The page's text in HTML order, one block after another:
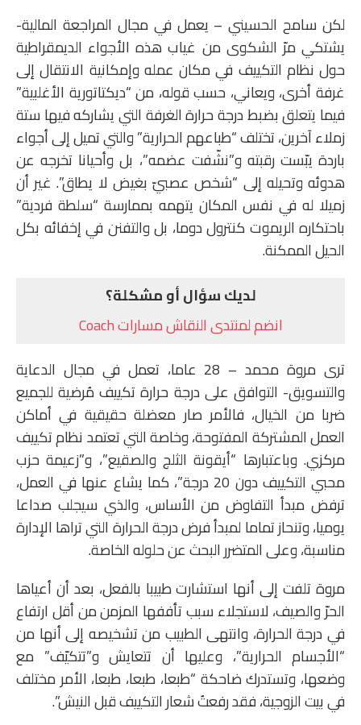
لكن سامح الحسيني – يعمل في مجال المراجعة المالية-
يشتكي مرّ الشكوى من غياب هذه الأجواء الديمقراطية
حول نظام التكييف في مكان عمله وإمكانية الانتقال إلى
غرفة أخرى، ويعاني، حسب قوله، من “ديكتاتورية الأغلبية”
فيما يتعلق بضبط درجة حرارة الغرفة التي يشاركه فيها ستة
زملاء آخرين، تختلف “طباعهم الحرارية” والتي تميل إلى أجواء
باردة يبّست رقبته و”نشّفت عضمه”، بل وأحيانا تخرجه عن
هدوئه وتحيله إلى “شخص عصبيّ بغيض لا يطاق”. غير أن
زميلا له في نفس المكان يتهمه بممارسة “سلطة فردية”
باحتكاره الريموت كنترول دوما، بل والتفنن في إخفائه بكل
الحيل الممكنة.
لديك سؤال أو مشكلة؟
انضم لمنتدى النقاش مسارات Coach
ترى مروة محمد – 28 عاما، تعمل في مجال الدعاية
والتسويق- التوافق على درجة حرارة تكييف مُرضية للجميع
ضربا من الخيال، فالأمر صار معضلة حقيقية في أماكن
العمل المشتركة المفتوحة، وخاصة التي تعتمد نظام تكييف
مركزي. وباعتبارها “أيقونة الثلج والصقيع”، و”زعيمة حزب
محبي التكييف دون 20 درجة”، كما يشاع عنها في العمل،
ترفض مبدأ التفاوض من الأساس، والذي سيجلب صداعا
يوميا، وتنحاز تماما لمبدأ فرض درجة الحرارة التي تراها الإدارة
مناسبة، وعلى المتضرر البحث عن حلوله الخاصة.
مروة تلفت إلى أنها استشارت طبيبا بالفعل، بعد أن أعياها
الحرّ والصيف، لاستجلاء سبب تأففها المزمن من أقل ارتفاع
في درجة الحرارة، وانتهى الطبيب من تشخيصه إلى أنها من
“الأجسام الحرارية”، وعليها أن تتعايش و”تتكيّف” مع
وضعها، وتستدرك ضاحكة “طبعا، طبعا، طبعا، الأمر مختلف
في بيت الزوجية، فقد رفعتُ شعار التكييف قبل النيش”.